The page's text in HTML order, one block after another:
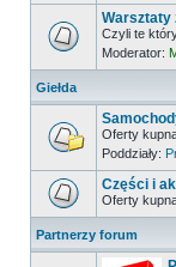
Warsztaty
Czyli te
Moderator:
Giełda
Oferty
Poddziały:
Części i
Oferty
Partnerzy forum